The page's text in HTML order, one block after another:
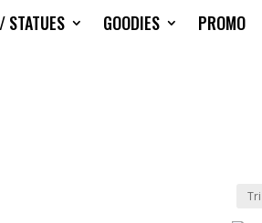
STATUES GOODIES PROMO